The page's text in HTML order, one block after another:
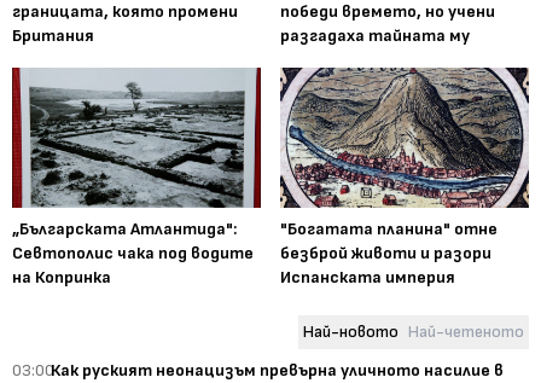
границата, която промени
Британия
победи времето, но учени
разгадаха тайната му
„Българската Атлантида":
Севтополис чака под водите
на Копринка
"Богатата планина" отне
безброй животи и разори
Испанската империя
Най-новото Най-четеното
03:00Как руският неонацизъм превърна уличното насилие в